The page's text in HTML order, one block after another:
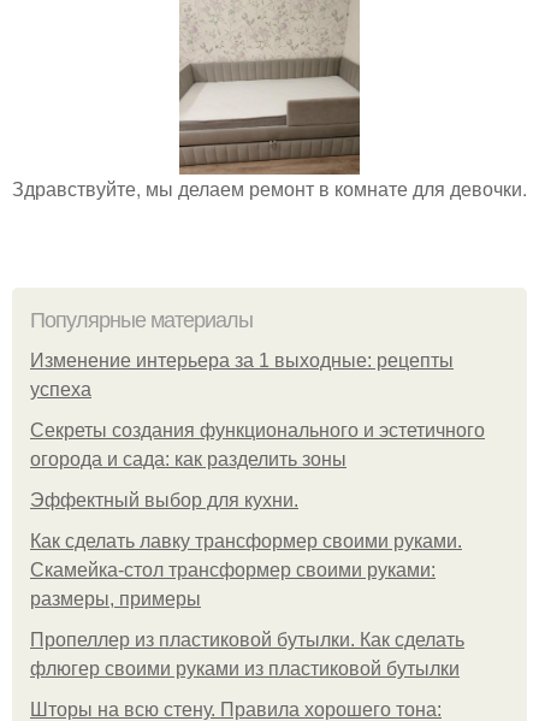
Здравствуйте, мы делаем ремонт в комнате для девочки.
Популярные материалы
Изменение интерьера за 1 выходные: рецепты
успеха
Секреты создания функционального и эстетичного
огорода и сада: как разделить зоны
Эффектный выбор для кухни.
Как сделать лавку трансформер своими руками.
Скамейка-стол трансформер своими руками:
размеры, примеры
Пропеллер из пластиковой бутылки. Как сделать
флюгер своими руками из пластиковой бутылки
Шторы на всю стену. Правила хорошего тона: